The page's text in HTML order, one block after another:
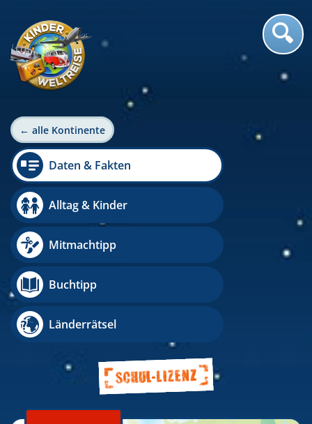
← alle Kontinente
Daten & Fakten
Alltag & Kinder
Mitmachtipp
Buchtipp
Länderrätsel